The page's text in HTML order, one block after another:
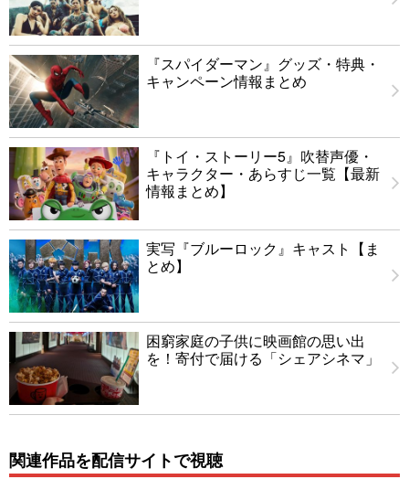
『スパイダーマン』グッズ・特典・
キャンペーン情報まとめ
『トイ・ストーリー5』吹替声優・
キャラクター・あらすじ一覧【最新
情報まとめ】
実写『ブルーロック』キャスト【ま
とめ】
困窮家庭の子供に映画館の思い出
を！寄付で届ける「シェアシネマ」
関連作品を配信サイトで視聴